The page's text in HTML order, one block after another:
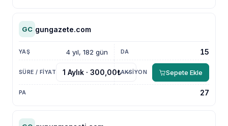
GC gungazete.com
4 yıl, 182 gün 15
27
Sepete Ekle